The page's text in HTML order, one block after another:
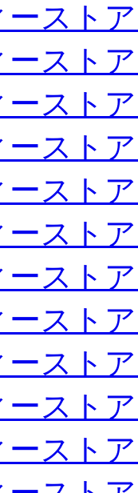
ースト
ースト
ースト
ースト
ースト
ースト
ースト
ースト
ースト
ースト
ースト